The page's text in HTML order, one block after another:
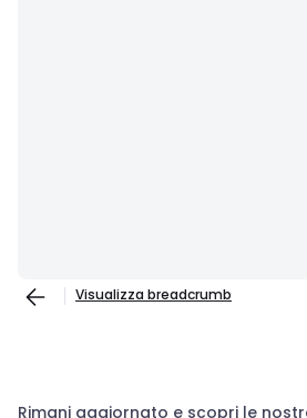
Visualizza breadcrumb
Rimani aggiornato e scopri le